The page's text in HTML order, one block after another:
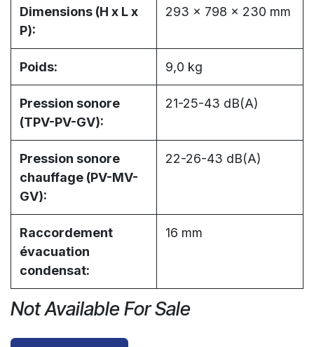
Dimensions (H x L x
P):
293 x 798 x 230 mm
Poids: 9,0 kg
Pression sonore
(TPV-PV-GV):
21-25-43 dB(A)
Pression sonore
chauffage (PV-MV-
GV):
22-26-43 dB(A)
Raccordement
évacuation
condensat:
16 mm
Not Available For Sale